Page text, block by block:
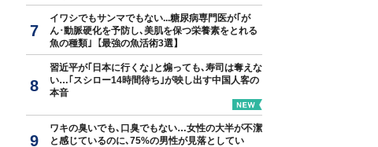
イワシでもサンマでもない...糖尿病専門医が｢が
ん･動脈硬化を予防し､美肌を保つ栄養素をとれる
魚の種類｣【最強の魚活術3選】
習近平が｢日本に行くな｣と煽っても､寿司は奪えな
い…｢スシロー14時間待ち｣が映し出す中国人客の
本音
ワキの臭いでも､口臭でもない…女性の大半が不潔
と感じているのに､75%の男性が見落としてい